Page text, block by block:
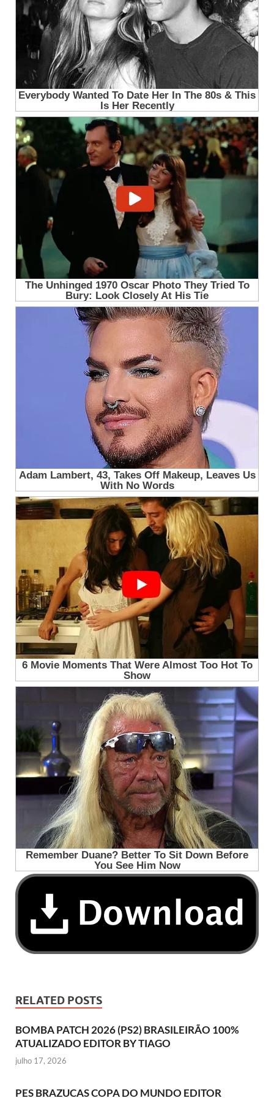
RELATED POSTS
BOMBA PATCH 2026 (PS2) BRASILEIRÃO 100%
ATUALIZADO EDITOR BY TIAGO
julho 17, 2026
PES BRAZUCAS COPA DO MUNDO EDITOR